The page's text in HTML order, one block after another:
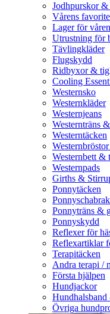
Jodhpurskor &
Vårens
Lager för
Utrustning för
Tävlingkläder
Flugskydd
Ridbyxor &
Cooling
Westernsko
Westernkläder
Westernjeans
Westernträns
Westerntäcken
Westernbett &
Westernpads
Girths &
Ponnytäcken
Ponnyschabrak
Ponnyträns &
Ponnyskydd
Reflexer för
Reflexartiklar
Terapitäcken
Andra terapi /
Första hjälpen
Hundjackor
Övriga